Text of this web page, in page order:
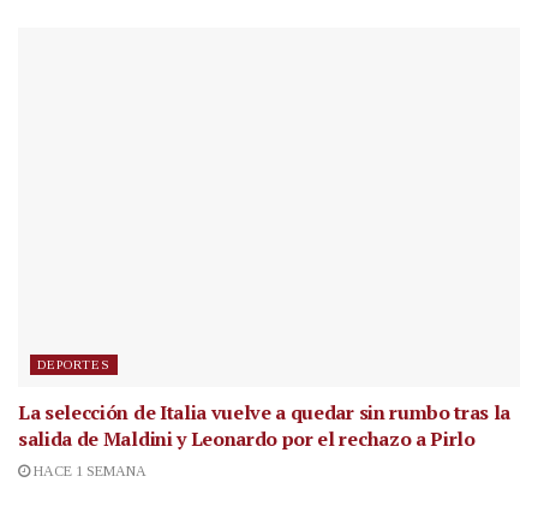
DEPORTES
La selección de Italia vuelve a quedar sin rumbo tras la
salida de Maldini y Leonardo por el rechazo a Pirlo
HACE 1 SEMANA